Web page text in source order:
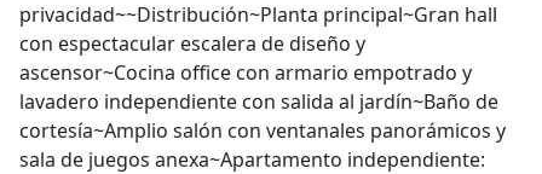
privacidad~~Distribución~Planta principal~Gran hall
con espectacular escalera de diseño y
ascensor~Cocina office con armario empotrado y
lavadero independiente con salida al jardín~Baño de
cortesía~Amplio salón con ventanales panorámicos y
sala de juegos anexa~Apartamento independiente: